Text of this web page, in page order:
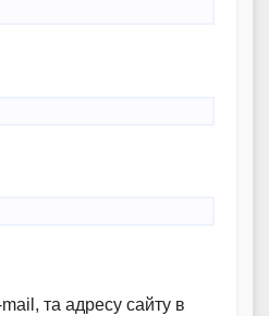
та адресу сайту в